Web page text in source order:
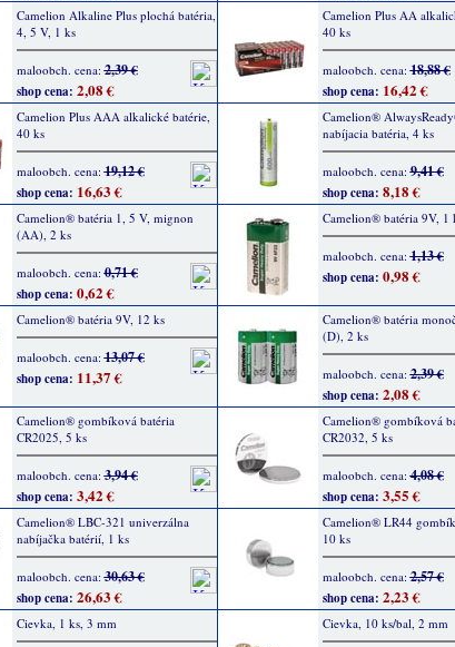
Camelion Alkaline Plus plochá batéria,
4, 5 V, 1 ks
maloobch. cena:2,39 €
shop cena: 2,08 €
Camelion Plus AA
40 ks
maloobch. cena:18,88 €
shop cena: 16,42 €
Camelion Plus AAA alkalické batérie,
40 ks
maloobch. cena:19,12 €
shop cena: 16,63 €
Camelion®
nabíjacia batéria, 4 ks
maloobch. cena:9,41 €
shop cena: 8,18 €
Camelion® batéria 1, 5 V, mignon
(AA), 2 ks
maloobch. cena:0,71 €
shop cena: 0,62 €
Camelion® batéria 9V, 1
maloobch. cena:1,13 €
shop cena: 0,98 €
Camelion® batéria 9V, 12 ks
maloobch. cena:13,07 €
shop cena: 11,37 €
Camelion® batéria
(D), 2 ks
maloobch. cena:2,39 €
shop cena: 2,08 €
Camelion® gombíková batéria
CR2025, 5 ks
maloobch. cena:3,94 €
shop cena: 3,42 €
Camelion® gombíková
CR2032, 5 ks
maloobch. cena:4,08 €
shop cena: 3,55 €
Camelion® LBC-321 univerzálna
nabíjačka batérií, 1 ks
maloobch. cena:30,63 €
shop cena: 26,63 €
Camelion® LR44
10 ks
maloobch. cena:2,57 €
shop cena: 2,23 €
Cievka, 1 ks, 3 mm Cievka, 10 ks/bal, 2 mm